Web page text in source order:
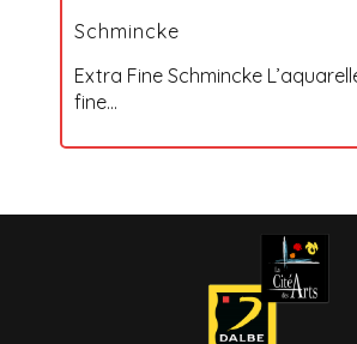
Schmincke
Extra Fine Schmincke
fine...